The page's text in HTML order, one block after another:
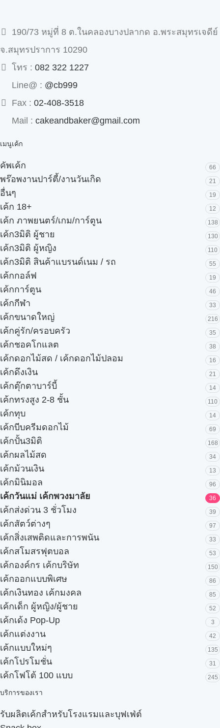
190/73 หมู่ที่ 8 ต.ในคลองบางปลากด อ.พระสมุทรเจดีย์
จ.สมุทรปราการ 10290
โทร : 082 322 1227
Line@ : @cb999
Fax : 02-408-3518
Mail : cakeandbaker@gmail.com
เมนูเค้ก
คัพเค้ก 66
พร๊อพงานปาร์ตี้/งานวันเกิด 21
อื่นๆ 19
เค้ก 18+ 12
เค้ก ภาพยนตร์/เกม/การ์ตูน 138
เค้ก3มิติ ผู้ชาย 130
เค้ก3มิติ ผู้หญิง 110
เค้ก3มิติ สินค้าแบรนด์เนม / รถ 55
เค้กกอล์ฟ 19
เค้กการ์ตูน 46
เค้กกีฬา 33
เค้กขนาดใหญ่ 216
เค้กคู่รัก/ครอบครัว 35
เค้กชอคโกแลต 38
เค้กดอกไม้สด / เค้กดอกไม้ปลอม 16
เค้กดึงเงิน 21
เค้กตุ๊กตาบาร์บี้ 14
เค้กทรงสูง 2-8 ชั้น 110
เค้กทุบ 14
เค้กบีบครีมดอกไม้ 69
เค้กปั้น3มิติ 168
เค้กผลไม้สด 34
เค้กม้วนเงิน 13
เค้กมินิมอล 96
เค้กวันแม่ เค้กพวงมาลัย 36
เค้กส่งด่วน 3 ชั่วโมง 39
เค้กสัตว์ต่างๆ 97
เค้กสิ่งเสพติดและการพนัน 33
เค้กสโมสรฟุตบอล 53
เค้กองค์กร เค้กบริษัท 150
เค้กออกแบบพิเศษ 86
เค้กเงินทอง เค้กมงคล 85
เค้กเด็ก ผู้หญิง/ผู้ชาย 52
เค้กเด้ง Pop-Up 3
เค้กแต่งงาน 42
เค้กแบบใหม่ๆ 135
เค้กโปรโมชั่น 31
เค้กโฟโต้ 100 แบบ 245
บริการของเรา
รับผลิตเค้กสำหรับโรงแรมและบุฟเฟ่ต์